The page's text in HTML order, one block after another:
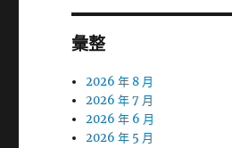
彙整
2026 年 8 月
2026 年 7 月
2026 年 6 月
2026 年 5 月